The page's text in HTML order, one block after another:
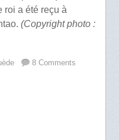
roi a été reçu à
(Copyright photo :
8 Comments